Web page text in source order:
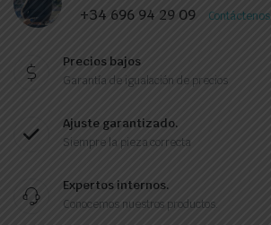
+34 696 94 29 09 Contáctenos
Precios bajos
Garantía de igualación de precios
Ajuste garantizado.
Siempre la pieza correcta
Expertos internos.
Conocemos nuestros productos.